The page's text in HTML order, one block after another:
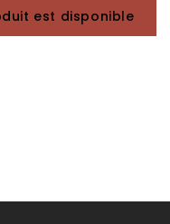
est disponible